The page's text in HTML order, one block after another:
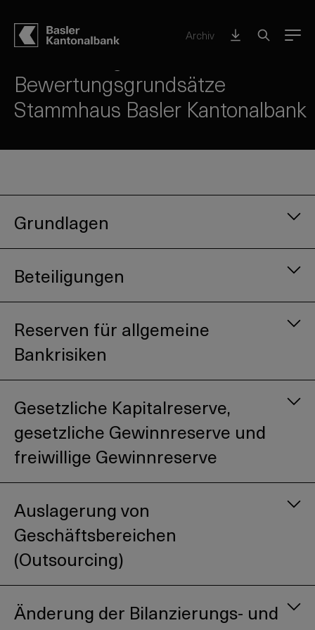
Archiv Menu
Stammhaus BKB – auf einen Blick
Bilanzierungs- und
Bewertungsgrundsätze
Stammhaus Basler Kantonalbank
Grundlagen
Beteiligungen
Reserven für allgemeine
Bankrisiken
Gesetzliche Kapitalreserve,
gesetzliche Gewinnreserve und
freiwillige Gewinnreserve
Auslagerung von
Geschäftsbereichen
(Outsourcing)
Änderung der Bilanzierungs- und